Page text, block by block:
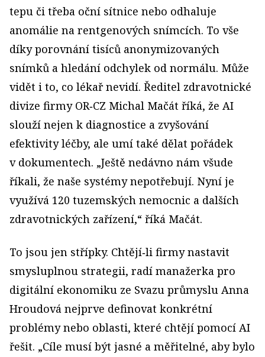
tepu či třeba oční sítnice nebo odhaluje
anomálie na rentgenových snímcích. To vše
díky porovnání tisíců anonymizovaných
snímků a hledání odchylek od normálu. Může
vidět i to, co lékař nevidí. Ředitel zdravotnické
divize firmy OR‑CZ Michal Mačát říká, že AI
slouží nejen k diagnostice a zvyšování
efektivity léčby, ale umí také dělat pořádek
v dokumentech. „Ještě nedávno nám všude
říkali, že naše systémy nepotřebují. Nyní je
využívá 120 tuzemských nemocnic a dalších
zdravotnických zařízení,“ říká Mačát.
To jsou jen střípky. Chtějí‑li firmy nastavit
smysluplnou strategii, radí manažerka pro
digitální ekonomiku ze Svazu průmyslu Anna
Hroudová nejprve definovat konkrétní
problémy nebo oblasti, které chtějí pomocí AI
řešit. „Cíle musí být jasné a měřitelné, aby bylo